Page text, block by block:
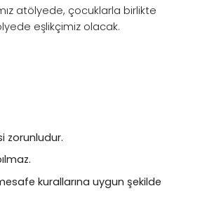
atölyede, çocuklarla birlikte
eşlikçimiz olacak.
zorunludur.
kurallarına uygun şekilde